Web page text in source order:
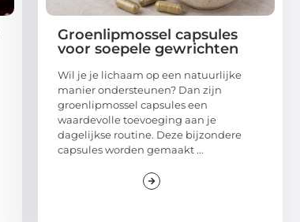
Groenlipmossel capsules
voor soepele gewrichten
Wil je je lichaam op een natuurlijke
manier ondersteunen? Dan zijn
groenlipmossel capsules een
waardevolle toevoeging aan je
dagelijkse routine. Deze bijzondere
capsules worden gemaakt ...